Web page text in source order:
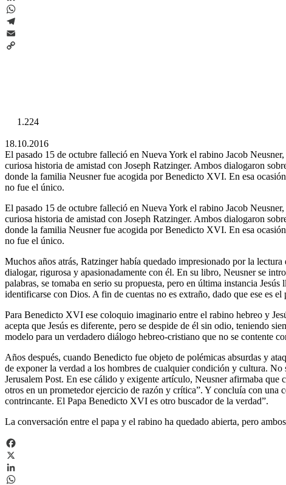
LinkedIn
WhatsApp
Telegram
Email
1.224
18.10.2016
El pasado 15 de octubre falleció en Nueva York el rabino Jacob
curiosa historia de amistad con Joseph Ratzinger. Ambos dialogaron
donde la familia Neusner fue acogida por Benedicto XVI. En esa
no fue el único.
El pasado 15 de octubre falleció en Nueva York el rabino Jacob
curiosa historia de amistad con Joseph Ratzinger. Ambos dialogaron
donde la familia Neusner fue acogida por Benedicto XVI. En esa
no fue el único.
Muchos años atrás, Ratzinger había quedado impresionado por la
dialogar, rigurosa y apasionadamente con él. En su libro, Neusner se
palabras, se tomaba en serio su propuesta, pero en última instancia
identificarse con Dios. A fin de cuentas no es extraño, dado que ese es
Para Benedicto XVI ese coloquio imaginario entre el rabino hebreo y
acepta que Jesús es diferente, pero se despide de él sin odio, teniendo
modelo para un verdadero diálogo hebreo-cristiano que no se contente
Años después, cuando Benedicto fue objeto de polémicas absurdas y
de exponer la verdad a los hombres de cualquier condición y cultura.
Jerusalem Post. En ese cálido y exigente artículo, Neusner afirmaba
otros en un prometedor ejercicio de razón y crítica”. Y concluía con
contrincante. El Papa Benedicto XVI es otro buscador de la verdad”.
La conversación entre el papa y el rabino ha quedado abierta, pero
Facebook
X
LinkedIn